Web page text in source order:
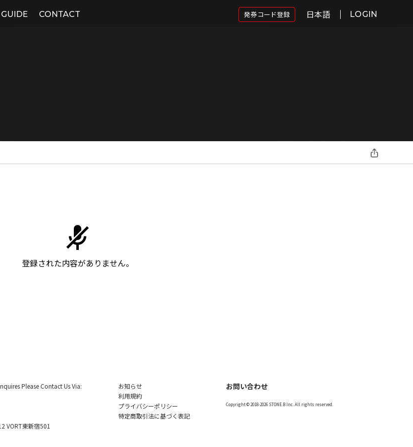
GUIDE CONTACT 発券コード登録 日本語 LOGIN
登録された内容がありません。
Please Contact Us Via:
VORT東新宿501
お知らせ
利用規約
プライバシーポリシー
特定商取引法に基づく表記
お問い合わせ
Copyright © 2018-2026 STONE.B Inc. All rights reserved.